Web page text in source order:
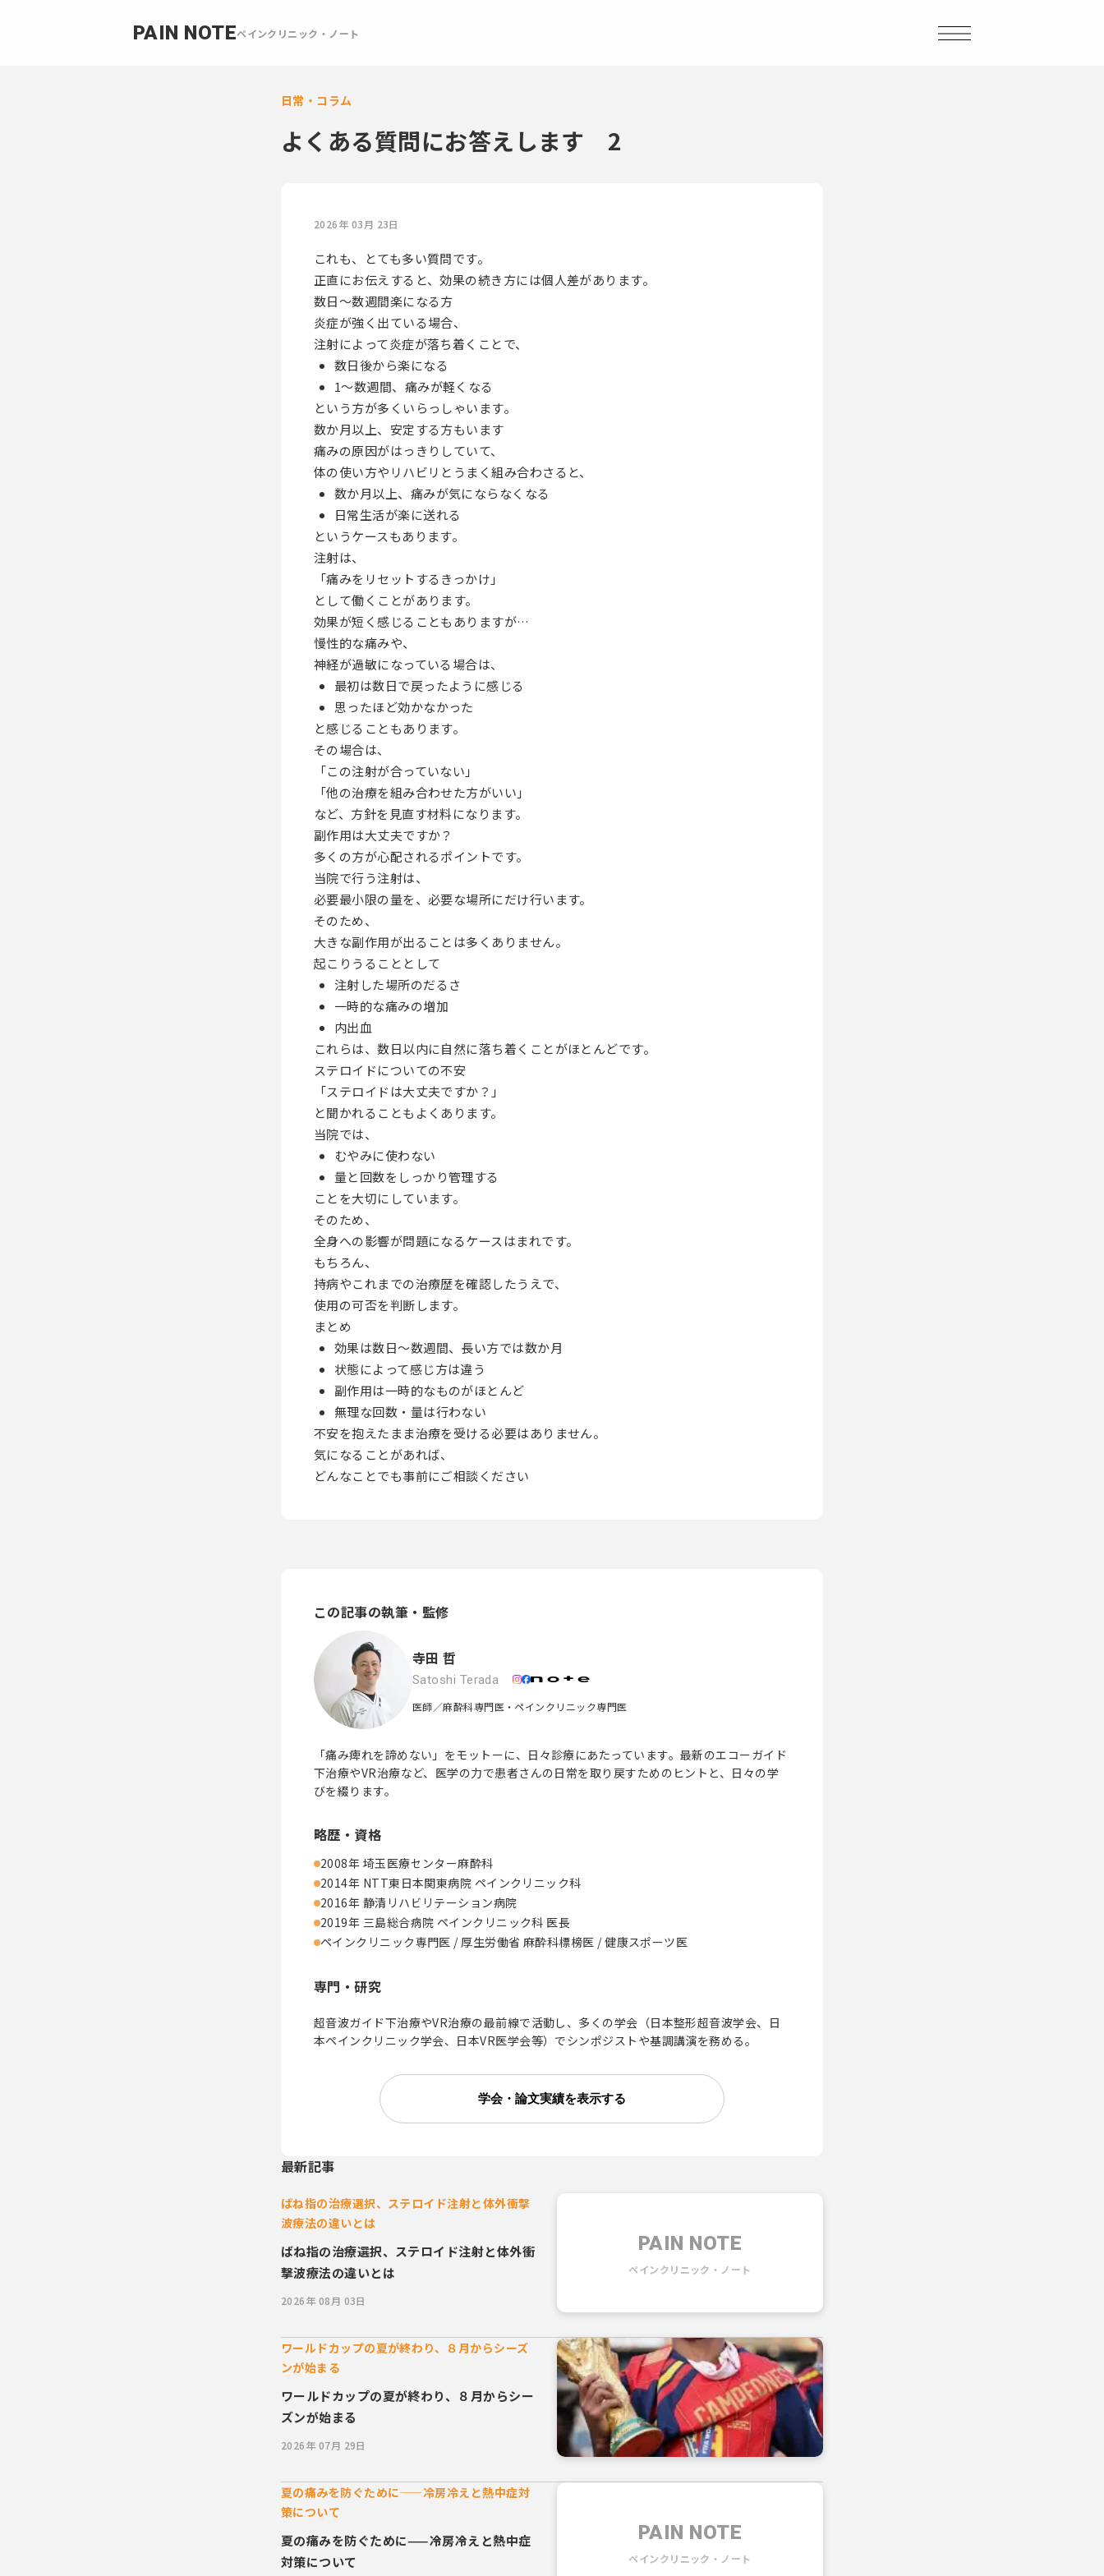
PAIN NOTEペインクリニック・ノート
日常・コラム
よくある質問にお答えします 2
2026年 03月 23日
これも、とても多い質問です。
正直にお伝えすると、効果の続き方には個人差があります。
数日〜数週間楽になる方
炎症が強く出ている場合、
注射によって炎症が落ち着くことで、
数日後から楽になる
1〜数週間、痛みが軽くなる
という方が多くいらっしゃいます。
数か月以上、安定する方もいます
痛みの原因がはっきりしていて、
体の使い方やリハビリとうまく組み合わさると、
数か月以上、痛みが気にならなくなる
日常生活が楽に送れる
というケースもあります。
注射は、
「痛みをリセットするきっかけ」
として働くことがあります。
効果が短く感じることもありますが…
慢性的な痛みや、
神経が過敏になっている場合は、
最初は数日で戻ったように感じる
思ったほど効かなかった
と感じることもあります。
その場合は、
「この注射が合っていない」
「他の治療を組み合わせた方がいい」
など、方針を見直す材料になります。
副作用は大丈夫ですか？
多くの方が心配されるポイントです。
当院で行う注射は、
必要最小限の量を、必要な場所にだけ行います。
そのため、
大きな副作用が出ることは多くありません。
起こりうることとして
注射した場所のだるさ
一時的な痛みの増加
内出血
これらは、数日以内に自然に落ち着くことがほとんどです。
ステロイドについての不安
「ステロイドは大丈夫ですか？」
と聞かれることもよくあります。
当院では、
むやみに使わない
量と回数をしっかり管理する
ことを大切にしています。
そのため、
全身への影響が問題になるケースはまれです。
もちろん、
持病やこれまでの治療歴を確認したうえで、
使用の可否を判断します。
まとめ
効果は数日〜数週間、長い方では数か月
状態によって感じ方は違う
副作用は一時的なものがほとんど
無理な回数・量は行わない
不安を抱えたまま治療を受ける必要はありません。
気になることがあれば、
どんなことでも事前にご相談ください
この記事の執筆・監修
寺田 哲
Satoshi Terada
医師／麻酔科専門医・ペインクリニック専門医
「痛み痺れを諦めない」をモットーに、日々診療にあたっています。最新のエコーガイド
下治療やVR治療など、医学の力で患者さんの日常を取り戻すためのヒントと、日々の学
びを綴ります。
略歴・資格
2008年 埼玉医療センター麻酔科
2014年 NTT東日本関東病院 ペインクリニック科
2016年 静清リハビリテーション病院
2019年 三島総合病院 ペインクリニック科 医長
ペインクリニック専門医 / 厚生労働省 麻酔科標榜医 / 健康スポーツ医
専門・研究
超音波ガイド下治療やVR治療の最前線で活動し、多くの学会（日本整形超音波学会、日
本ペインクリニック学会、日本VR医学会等）でシンポジストや基調講演を務める。
学会・論文実績を表示する
最新記事
ばね指の治療選択、ステロイド注射と体外衝撃
波療法の違いとは
ばね指の治療選択、ステロイド注射と体外衝
撃波療法の違いとは
2026年 08月 03日
PAIN NOTE
ペインクリニック・ノート
ワールドカップの夏が終わり、８月からシーズ
ンが始まる
ワールドカップの夏が終わり、８月からシー
ズンが始まる
2026年 07月 29日
夏の痛みを防ぐために——冷房冷えと熱中症対
策について
夏の痛みを防ぐために——冷房冷えと熱中症
対策について
PAIN NOTE
ペインクリニック・ノート